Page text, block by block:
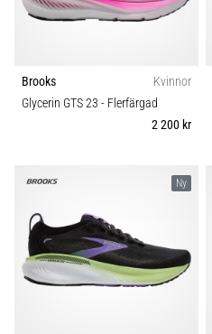
löpning?
vanligaste
orsakerna
Vad
beror
det…
Visa
Brooks
Kvinnor
Glycerin GTS 23 - Flerfärgad
2 200 kr
Ny